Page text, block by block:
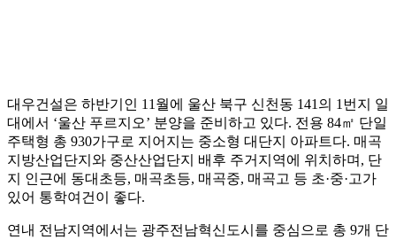
대우건설은 하반기인 11월에 울산 북구 신천동 141의 1번지 일
대에서 ‘울산 푸르지오’ 분양을 준비하고 있다. 전용 84㎡ 단일
주택형 총 930가구로 지어지는 중소형 대단지 아파트다. 매곡
지방산업단지와 중산산업단지 배후 주거지역에 위치하며, 단
지 인근에 동대초등, 매곡초등, 매곡중, 매곡고 등 초·중·고가
있어 통학여건이 좋다.
연내 전남지역에서는 광주전남혁신도시를 중심으로 총 9개 단